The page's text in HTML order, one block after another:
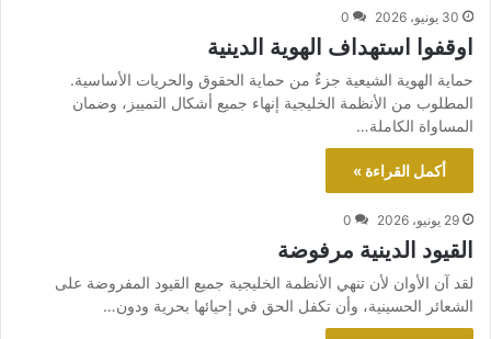
30 يونيو، 2026 0
اوقفوا استهداف الهوية الدينية
حماية الهوية الشيعية جزءٌ من حماية الحقوق والحريات الأساسية.
المطلوب من الأنظمة الخليجية إنهاء جميع أشكال التمييز، وضمان
المساواة الكاملة…
أكمل القراءة »
29 يونيو، 2026 0
القيود الدينية مرفوضة
لقد آن الأوان لأن تنهي الأنظمة الخليجية جميع القيود المفروضة على
الشعائر الحسينية، وأن تكفل الحق في إحيائها بحرية ودون…